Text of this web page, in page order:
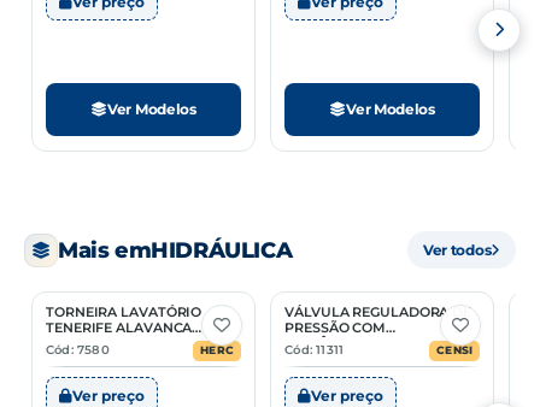
Ver Modelos Ver Modelos
Mais emHIDRÁULICA Ver todos
TORNEIRA LAVATÓRIO
TENERIFE ALAVANCA
PREMIUM 3948
Cód: 7580 HERC
Ver preço
VÁLVULA REGULADORA DE
PRESSÃO COM
MANÔMETRO INTEGRADO
Cód: 11311 CENSI
Ver preço